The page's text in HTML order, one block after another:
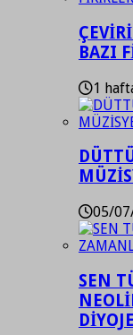
BAZI
1
05/
SEN